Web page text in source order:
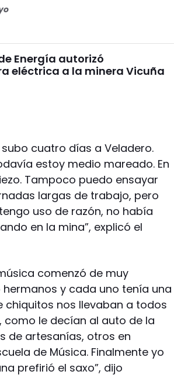
Energía autorizó
eléctrica a la minera Vicuña
cuatro días a Veladero.
estoy medio mareado. En
Tampoco puedo ensayar
largas de trabajo, pero
uso de razón, no había
en la mina”, explicó el
comenzó de muy
y cada uno tenía una
chiquitos nos llevaban a todos
como le decían al auto de la
de artesanías, otros en
de Música. Finalmente yo
prefirió el saxo”, dijo